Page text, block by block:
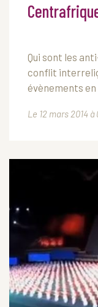
Qui sont les
conflit
évènements
Le 12 mars 2014 à